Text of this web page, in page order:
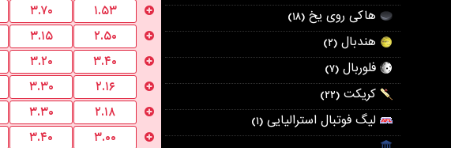
هاکی روی یخ (۱۸)
هندبال (۲)
فلوربال (۷)
کریکت (۲۲)
لیگ فوتبال استرالیایی (۱)
۳.۷۰
۱.۵۳
۳.۱۵
۲.۵۰
۳.۲۰
۳.۴۰
۳.۳۰
۲.۱۶
۳.۳۰
۲.۱۸
۳.۴۰
۳.۰۰